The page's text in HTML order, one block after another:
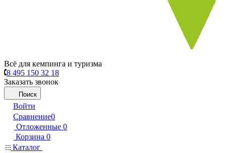
Всё для кемпинга и туризма
8 495 150 32 18
Заказать звонок
Поиск
Войти
Сравнение0
Отложенные 0
Корзина 0
Каталог